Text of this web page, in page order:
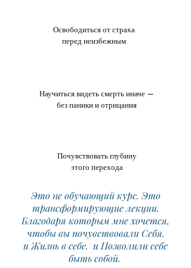
Освободиться от страха
перед неизбежным
Научиться видеть смерть иначе —
без паники и отрицания
Почувствовать глубину
этого перехода
Это не обучающий курс. Это
трансформирующие лекции.
Благодаря которым мне хочется,
чтобы вы почувствовали Себя.
и Жизнь в себе. и Позволили себе
быть собой.